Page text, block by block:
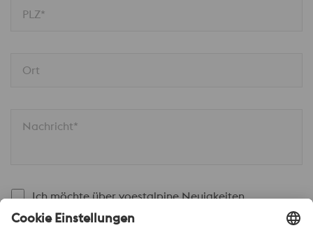
PLZ*
Ort
Nachricht*
Ich möchte über voestalpine Neuigkeiten
automatisch informiert werden.